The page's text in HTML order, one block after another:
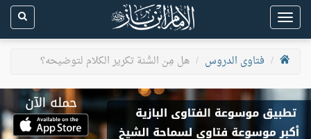
Toggle
navigation
فتاوى الدروس
هل مِن السُّنة تكرير الكلام لتوضيحه؟